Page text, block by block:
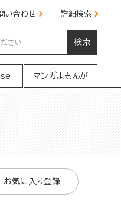
い合わせ 詳細検索
検索
マンガよもんが
お気に入り登録